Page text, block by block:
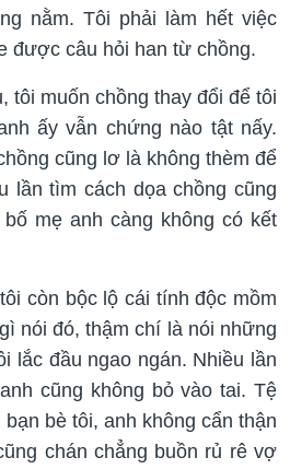
nằm. Tôi phải làm hết việc
được câu hỏi han từ chồng.
tôi muốn chồng thay đổi để tôi
ấy vẫn chứng nào tật nấy.
cũng lơ là không thèm để
lần tìm cách dọa chồng cũng
mẹ anh càng không có kết
còn bộc lộ cái tính độc mồm
nói đó, thậm chí là nói những
lắc đầu ngao ngán. Nhiều lần
cũng không bỏ vào tai. Tệ
bè tôi, anh không cẩn thận
chán chẳng buồn rủ rê vợ